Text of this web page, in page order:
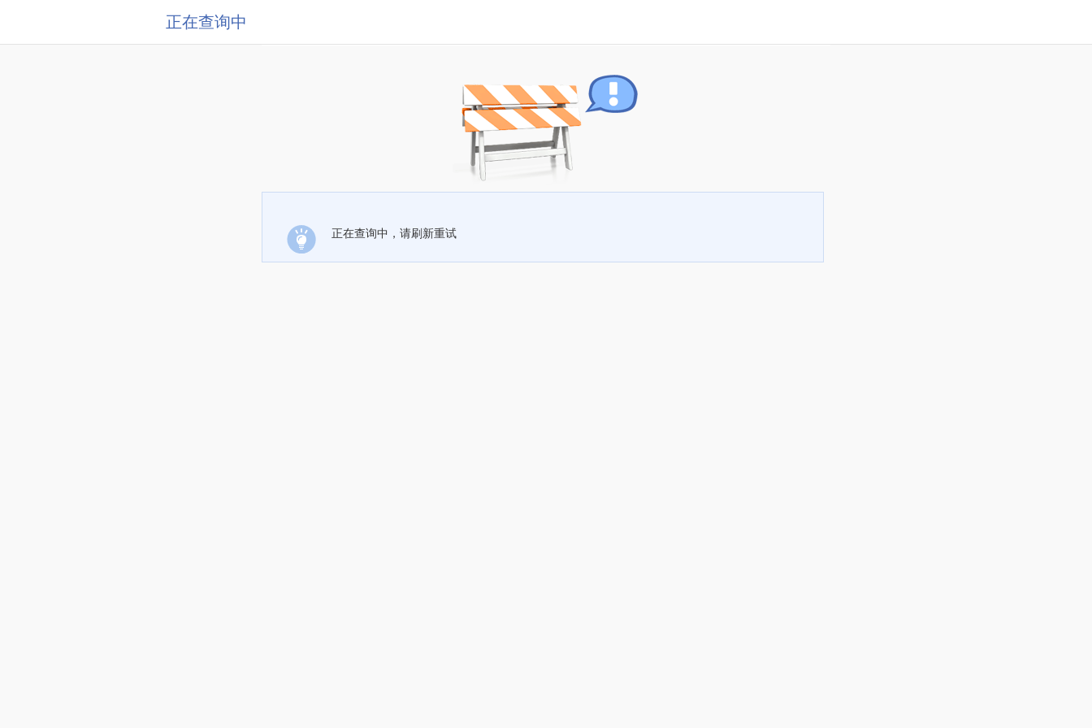
正在查询中
正在查询中，请刷新重试